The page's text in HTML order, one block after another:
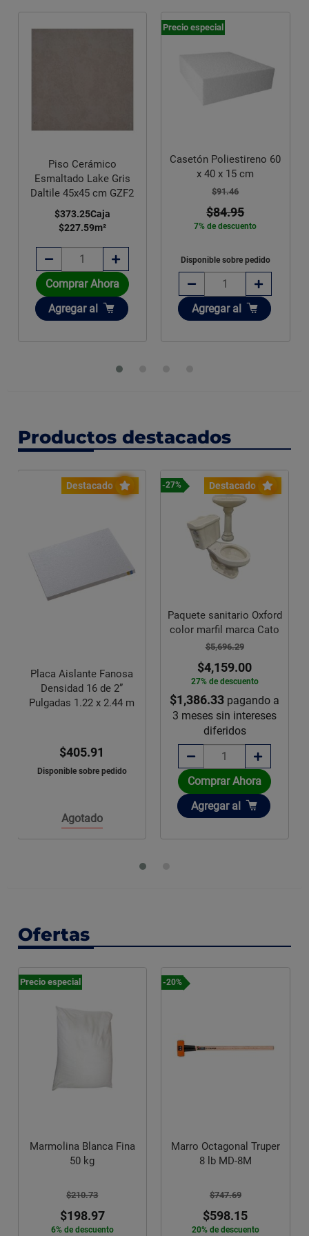
Piso Cerámico
Esmaltado Lake Gris
Daltile 45x45 cm GZF2
$373.25Caja
$227.59m²
Comprar Ahora
Añadir
Agregar al
Precio especial
Casetón Poliestireno 60
x 40 x 15 cm
$91.46
$84.95
7% de descuento
Disponible sobre pedido
Añadir
Agregar al
Productos destacados
Destacado
Placa Aislante Fanosa
Densidad 16 de 2”
Pulgadas 1.22 x 2.44 m
$405.91
Disponible sobre pedido
Agotado
Destacado
-27%
Paquete sanitario Oxford
color marfil marca Cato
$5,696.29
$4,159.00
27% de descuento
$1,386.33 pagando a
3 meses sin intereses
diferidos
Comprar Ahora
Añadir
Agregar al
Ofertas
Precio especial
Marmolina Blanca Fina
50 kg
$210.73
$198.97
6% de descuento
-20%
Marro Octagonal Truper
8 lb MD-8M
$747.69
$598.15
20% de descuento